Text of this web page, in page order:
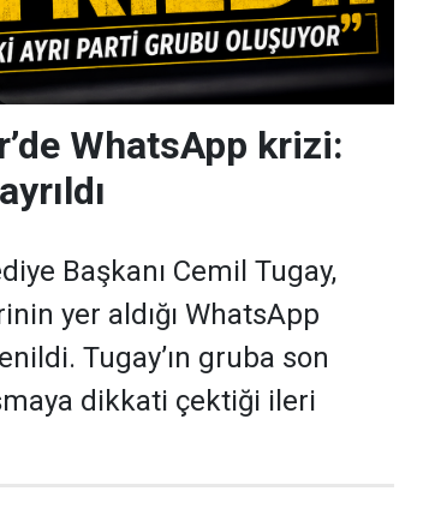
WhatsApp krizi:
Başkanı Cemil Tugay,
yer aldığı WhatsApp
Tugay’ın gruba son
dikkati çektiği ileri